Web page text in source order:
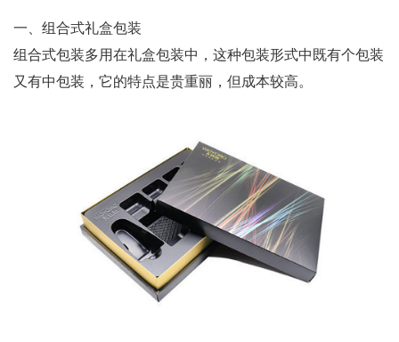
一、组合式礼盒包装
组合式包装多用在礼盒包装中，这种包装形式中既有个包装
又有中包装，它的特点是贵重丽，但成本较高。